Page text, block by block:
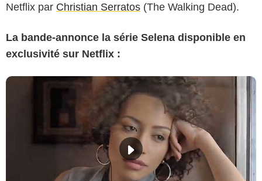
Netflix par Christian Serratos (The Walking Dead).
La bande-annonce la série Selena disponible en
exclusivité sur Netflix :